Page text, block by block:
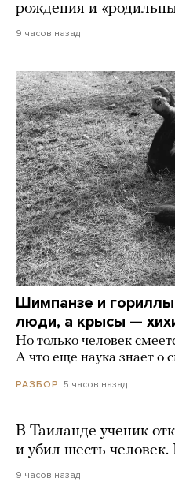
рождения и
9 часов назад
Шимпанзе и
люди, а крысы —
Но только человек
А что еще наука знает о
РАЗБОР 5 часов назад
В Таиланде ученик
и убил шесть
9 часов назад